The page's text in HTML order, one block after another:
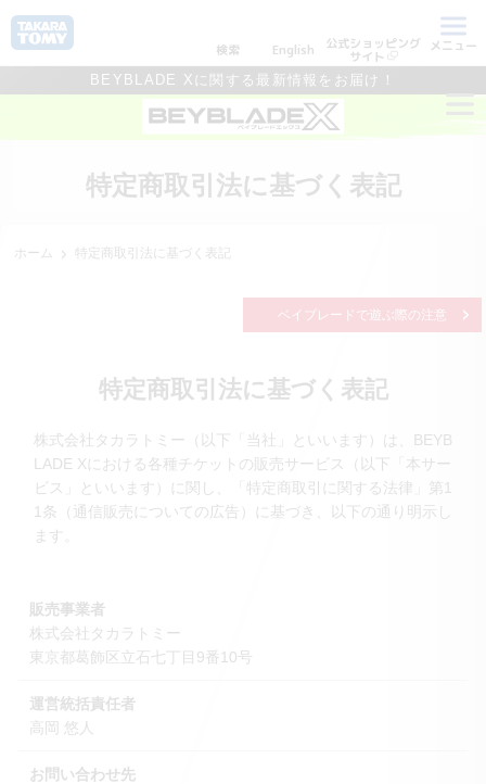
検索 English 公式ショッピング
サイト
メニュー
BEYBLADE Xに関する最新情報をお届け！
特定商取引法に基づく表記
ホーム 特定商取引法に基づく表記
ベイブレードで遊ぶ際の注意
特定商取引法に基づく表記
株式会社タカラトミー（以下「当社」といいます）は、BEYB
LADE Xにおける各種チケットの販売サービス（以下「本サー
ビス」といいます）に関し、「特定商取引に関する法律」第1
1条（通信販売についての広告）に基づき、以下の通り明示し
ます。
販売事業者
株式会社タカラトミー
東京都葛飾区立石七丁目9番10号
運営統括責任者
高岡 悠人
お問い合わせ先